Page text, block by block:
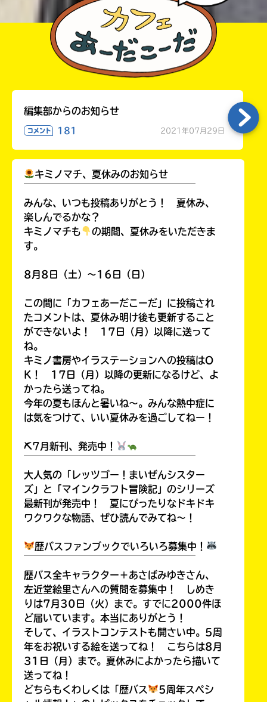
編集部からのお知らせ
コメント 181 2021年07月29日
キミノマチ、夏休みのお知らせ
みんな、いつも投稿ありがとう！ 夏休み、
楽しんでるかな？
キミノマチも
の期間、夏休みをいただきま
す。
8月8日（土）～16日（日）
この間に「カフェあーだこーだ」に投稿され
たコメントは、夏休み明け後も更新すること
ができないよ！ 17日（月）以降に送って
ね。
キミノ書房やイラステーションへの投稿はO
K！ 17日（月）以降の更新になるけど、よ
かったら送ってね。
今年の夏もほんと暑いね～。みんな熱中症に
は気をつけて、いい夏休みを過ごしてねー！
⛏7月新刊、発売中！
大人気の「レッツゴー！まいぜんシスター
ズ」と「マインクラフト冒険記」のシリーズ
最新刊が発売中！ 夏にぴったりなドキドキ
ワクワクな物語、ぜひ読んでみてね～！
歴バスファンブックでいろいろ募集中！
歴バス全キャラクター＋あさばみゆきさん、
左近堂絵里さんへの質問を募集中！ しめき
りは7月30日（火）まで。すでに2000件ほ
ど届いています。本当にありがとう！
そして、イラストコンテストも開さい中。5周
年をお祝いする絵を送ってね！ こちらは8月
31日（月）まで。夏休みによかったら描いて
送ってね！
どちらもくわしくは「歴バス
5周年スペシ